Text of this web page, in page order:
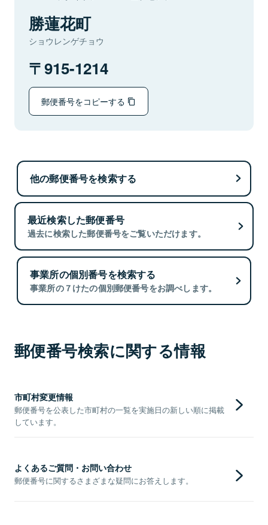
勝蓮花町
ショウレンゲチョウ
915-1214
郵便番号をコピーする
他の郵便番号を検索する
最近検索した郵便番号
過去に検索した郵便番号をご覧いただけます。
事業所の個別番号を検索する
事業所の７けたの個別郵便番号をお調べします。
郵便番号検索に関する情報
市町村変更情報
郵便番号を公表した市町村の一覧を実施日の新しい順に掲載
しています。
よくあるご質問・お問い合わせ
郵便番号に関するさまざまな疑問にお答えします。